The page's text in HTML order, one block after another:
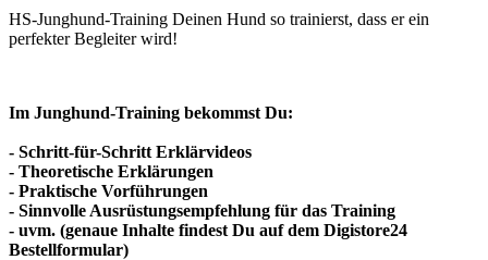
HS-Junghund-Training Deinen Hund so trainierst, dass er ein
perfekter Begleiter wird!
Im Junghund-Training bekommst Du:
- Schritt-für-Schritt Erklärvideos
- Theoretische Erklärungen
- Praktische Vorführungen
- Sinnvolle Ausrüstungsempfehlung für das Training
- uvm. (genaue Inhalte findest Du auf dem Digistore24
Bestellformular)